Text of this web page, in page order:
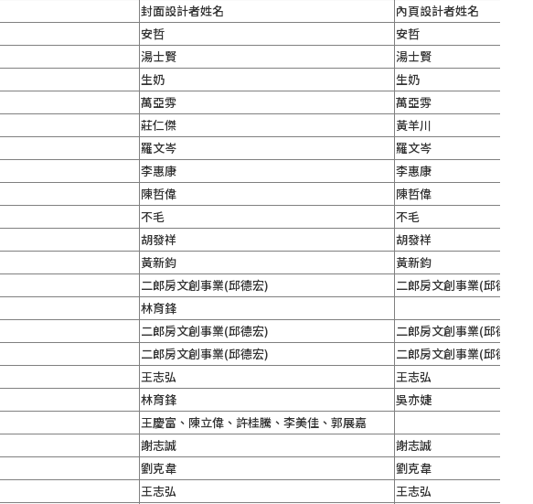
封面設計者姓名
內頁設計者姓名
安哲
安哲
湯士賢
湯士賢
生奶
生奶
萬亞雰
萬亞雰
莊仁傑
黃羊川
羅文岑
羅文岑
李惠康
李惠康
陳哲偉
陳哲偉
不毛
不毛
胡發祥
胡發祥
黃新鈞
黃新鈞
二郎房文創事業(邱德宏)
二郎房文創事業(邱德宏)
林育鋒
二郎房文創事業(邱德宏)
二郎房文創事業(邱德宏)
二郎房文創事業(邱德宏)
二郎房文創事業(邱德宏)
王志弘
王志弘
林育鋒
吳亦婕
王慶富、陳立偉、許桂騰、李美佳、郭展嘉
謝志誠
謝志誠
劉克韋
劉克韋
王志弘
王志弘